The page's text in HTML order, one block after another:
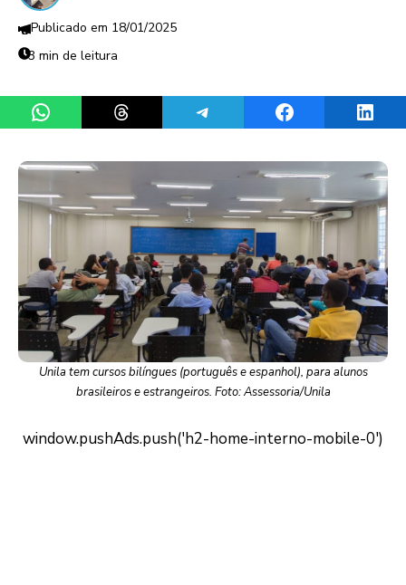
18/01/2025
3 min de leitura
Share on WhatsAppShare on ThreadsShare on TelegramShare on Facebook
Unila tem cursos bilíngues (português e espanhol), para alunos
brasileiros e estrangeiros. Foto: Assessoria/Unila